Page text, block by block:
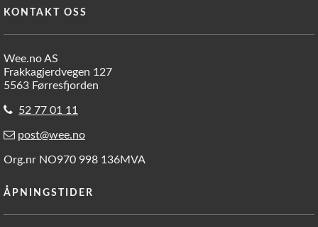
KONTAKT OSS
Wee.no AS
Frakkagjerdvegen 127
5563 Førresfjorden
52 77 01 11
post@wee.no
Org.nr NO970 998 136MVA
ÅPNINGSTIDER